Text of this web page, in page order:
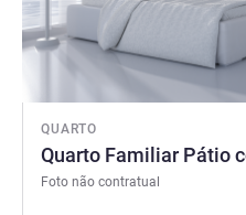
QUARTO
Quarto Familiar Pátio
Foto não contratual